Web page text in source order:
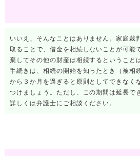
いいえ、そんなことはありません。家庭裁
取ることで、借金を相続しないことが可能
棄してその他の財産は相続するということ
手続きは、相続の開始を知ったとき（被相
から３か月を過ぎると原則としてできなく
つけましょう。ただし、この期間は延長で
詳しくは弁護士にご相談ください。